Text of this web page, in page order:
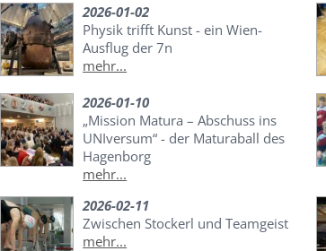
2026-01-02
Physik trifft Kunst - ein Wien-
Ausflug der 7n
mehr...
2026-01-10
„Mission Matura – Abschuss ins
UNIversum“ - der Maturaball des
Hagenborg
mehr...
2026-02-11
Zwischen Stockerl und Teamgeist
mehr...